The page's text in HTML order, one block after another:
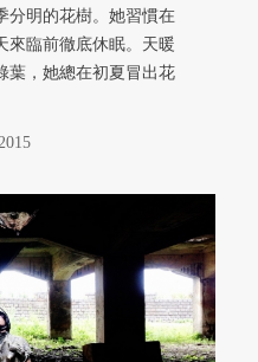
分明的花樹。她習慣在
來臨前徹底休眠。天暖
葉，她總在初夏冒出花